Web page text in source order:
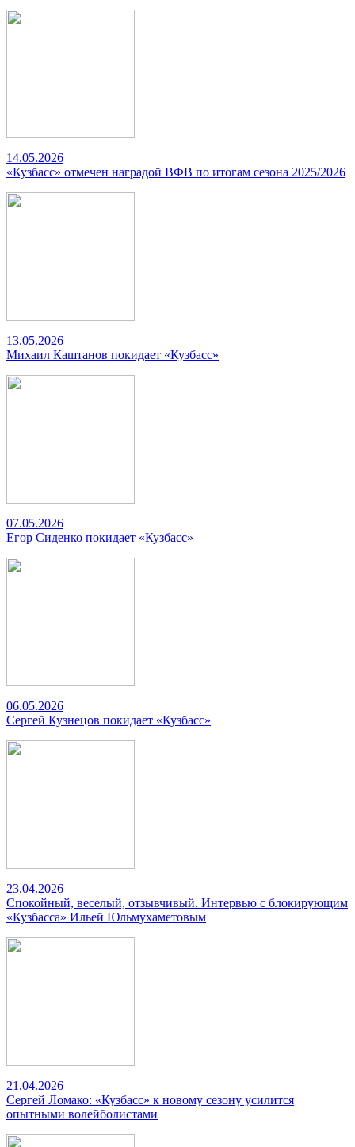
14.05.2026
«Кузбасс» отмечен наградой ВФВ по итогам сезона 2025/2026
13.05.2026
Михаил Каштанов покидает «Кузбасс»
07.05.2026
Егор Сиденко покидает «Кузбасс»
06.05.2026
Сергей Кузнецов покидает «Кузбасс»
23.04.2026
Спокойный, веселый, отзывчивый. Интервью с блокирующим
«Кузбасса» Ильей Юльмухаметовым
21.04.2026
Сергей Ломако: «Кузбасс» к новому сезону усилится
опытными волейболистами